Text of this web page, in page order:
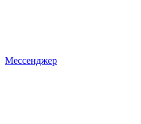
Мессенджер